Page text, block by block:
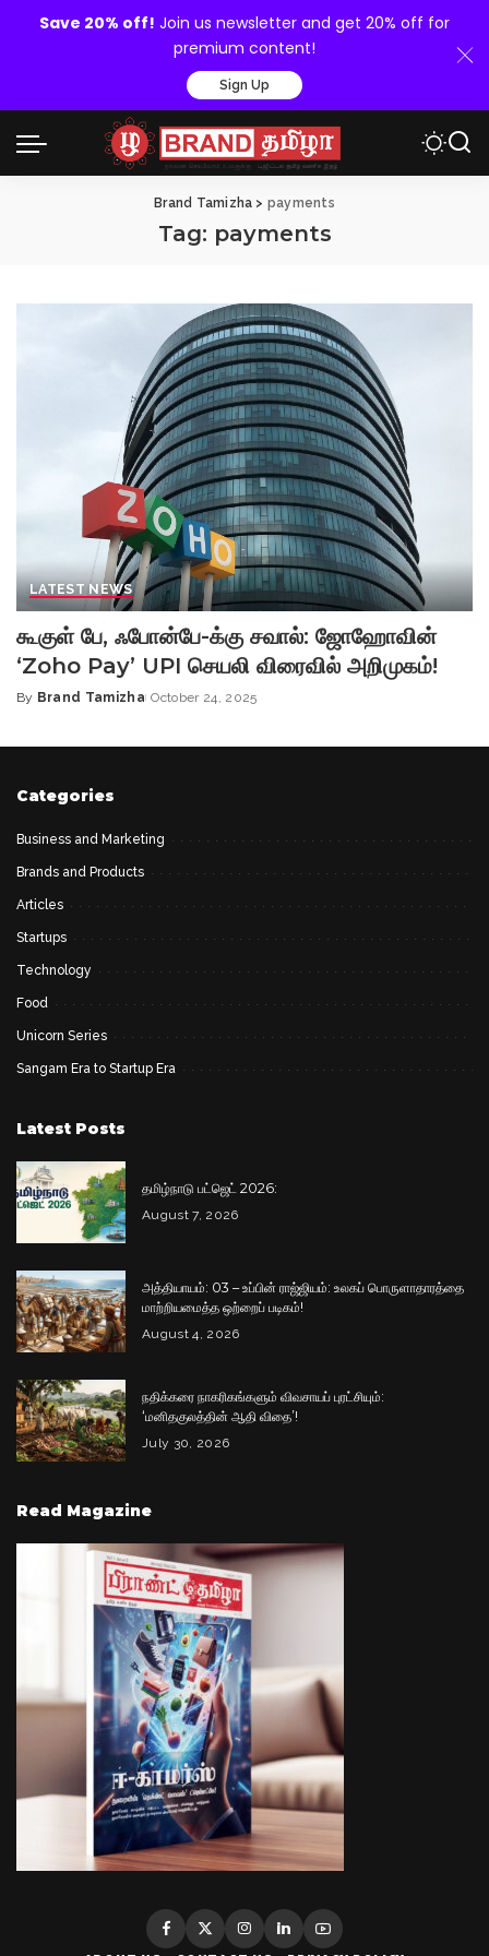
Save 20% off! Join us newsletter and get 20% off for
premium content!
Sign Up
Brand Tamizha > payments
Tag: payments
LATEST NEWS
கூகுள் பே, ஃபோன்பே-க்கு சவால்: ஜோஹோவின்
‘Zoho Pay’ UPI செயலி விரைவில் அறிமுகம்!
Posted
By Brand Tamizha October 24, 2025
Categories
Business and Marketing
Brands and Products
Articles
Startups
Technology
Food
Unicorn Series
Sangam Era to Startup Era
Latest Posts
தமிழ்நாடு பட்ஜெட் 2026:
August 7, 2026
அத்தியாயம்: 03 – உப்பின் ராஜ்ஜியம்: உலகப் பொருளாதாரத்தை
மாற்றியமைத்த ஒற்றைப் படிகம்!
August 4, 2026
நதிக்கரை நாகரிகங்களும் விவசாயப் புரட்சியும்:
‘மனிதகுலத்தின் ஆதி விதை’!
July 30, 2026
Read Magazine